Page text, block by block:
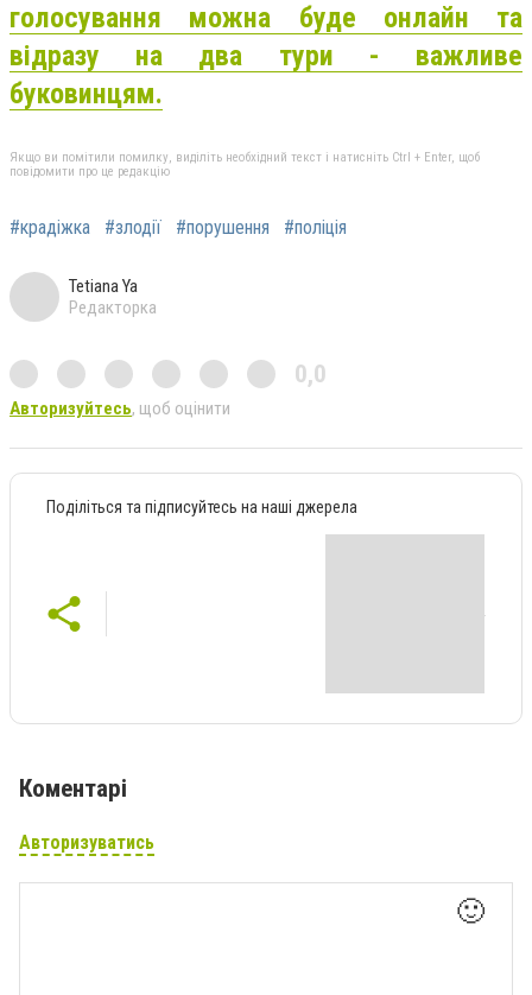
голосування можна буде онлайн та
відразу на два тури - важливе
буковинцям.
Якщо ви помітили помилку, виділіть необхідний текст і натисніть Ctrl + Enter, щоб
повідомити про це редакцію
#крадіжка #злодії #порушення #поліція
Tetiana Ya
Редакторка
0,0
Авторизуйтесь, щоб оцінити
Поділіться та підписуйтесь на наші джерела
Коментарі
Авторизуватись
🙂